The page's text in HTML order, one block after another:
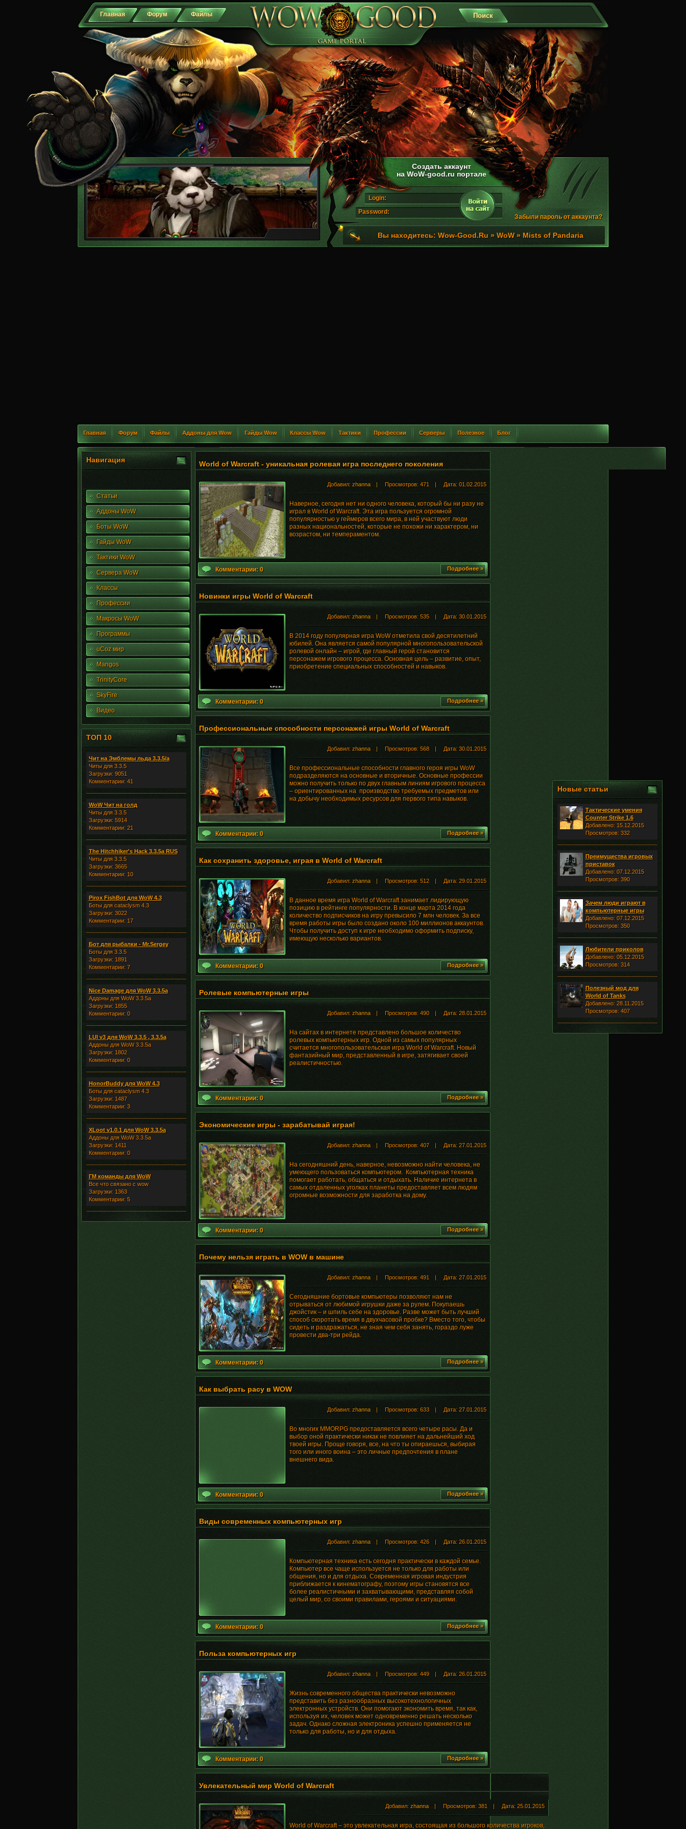
Главная Форум Файлы
Создать аккаунт
на WoW-good.ru портале
Login:
Password:
Забыли пароль от аккаунта?
Вы находитесь: Wow-Good.Ru » WoW » Mists of Pandaria
Главная Форум Файлы Аддоны для Wow Гайды Wow Классы Wow Тактики Профессии Серверы Полезное Блог
Навигация
Статьи
Аддоны WoW
Боты WoW
Гайды WoW
Тактики WoW
Сервера WoW
Классы
Профессии
Макросы WoW
Программы
uCoz мир
Mangos
TrinityCore
SkyFire
Видео
ТОП 10
Чит на Эмблемы льда 3.3.5/а
Читы для 3.3.5
Загрузки: 9051
Комментарии: 41
WoW Чит на голд
Читы для 3.3.5
Загрузки: 5914
Комментарии: 21
The Hitchhiker's Hack 3.3.5a RUS
Читы для 3.3.5
Загрузки: 3665
Комментарии: 10
Pirox FishBot для WoW 4.3
Боты для cataclysm 4.3
Загрузки: 3022
Комментарии: 17
Бот для рыбалки - Mr.Sergey
Боты для 3.3.5
Загрузки: 1891
Комментарии: 7
Nice Damage для WoW 3.3.5a
Аддоны для WoW 3.3.5a
Загрузки: 1855
Комментарии: 0
LUI v3 для WoW 3.3.5 , 3.3.5a
Аддоны для WoW 3.3.5a
Загрузки: 1802
Комментарии: 0
HonorBuddy для WoW 4.3
Боты для cataclysm 4.3
Загрузки: 1487
Комментарии: 3
XLoot v1.0.1 для WoW 3.3.5a
Аддоны для WoW 3.3.5a
Загрузки: 1411
Комментарии: 0
ГМ команды для WoW
Все что связано с wow
Загрузки: 1363
Комментарии: 5
World of Warcraft - уникальная ролевая игра последнего поколения
Добавил: zhanna| Просмотров: 471 | Дата: 01.02.2015
Наверное, сегодня нет ни одного человека, который бы ни разу не
играл в World of Warcraft. Эта игра пользуется огромной
популярностью у геймеров всего мира, в ней участвуют люди
разных национальностей, которые не похожи ни характером, ни
возрастом, ни темпераментом.
Комментарии: 0 Подробнее »
Новинки игры World of Warcraft
Добавил: zhanna| Просмотров: 535 | Дата: 30.01.2015
В 2014 году популярная игра WoW отметила свой десятилетний
юбилей. Она является самой популярной многопользовательской
ролевой онлайн – игрой, где главный герой становится
персонажем игрового процесса. Основная цель – развитие, опыт,
приобретение специальных способностей и навыков.
Комментарии: 0 Подробнее »
Профессиональные способности персонажей игры World of Warcraft
Добавил: zhanna| Просмотров: 568 | Дата: 30.01.2015
Все профессиональные способности главного героя игры WoW
подразделяются на основные и вторичные. Основные профессии
можно получить только по двух главным линиям игрового процесса
– ориентированных на производство требуемых предметов или
на добычу необходимых ресурсов для первого типа навыков.
Комментарии: 0 Подробнее »
Как сохранить здоровье, играя в World of Warcraft
Добавил: zhanna| Просмотров: 512 | Дата: 29.01.2015
В данное время игра World of Warcraft занимает лидирующую
позицию в рейтинге популярности. В конце марта 2014 года
количество подписчиков на игру превысило 7 млн человек. За все
время работы игры было создано около 100 миллионов аккаунтов.
Чтобы получить доступ к игре необходимо оформить подписку,
имеющую несколько вариантов.
Комментарии: 0 Подробнее »
Ролевые компьютерные игры
Добавил: zhanna| Просмотров: 490 | Дата: 28.01.2015
На сайтах в интернете представлено большое количество
ролевых компьютерных игр. Одной из самых популярных
считается многопользовательская игра World of Warcraft. Новый
фантазийный мир, представленный в игре, затягивает своей
реалистичностью.
Комментарии: 0 Подробнее »
Экономические игры - зарабатывай играя!
Добавил: zhanna| Просмотров: 407 | Дата: 27.01.2015
На сегодняшний день, наверное, невозможно найти человека, не
умеющего пользоваться компьютером. Компьютерная техника
помогает работать, общаться и отдыхать. Наличие интернета в
самых отдаленных уголках планеты предоставляет всем людям
огромные возможности для заработка на дому.
Комментарии: 0 Подробнее »
Почему нельзя играть в WOW в машине
Добавил: zhanna| Просмотров: 491 | Дата: 27.01.2015
Сегодняшние бортовые компьютеры позволяют нам не
отрываться от любимой игрушки даже за рулем. Покупаешь
джойстик – и шпиль себе на здоровье. Разве может быть лучший
способ скоротать время в двухчасовой пробке? Вместо того, чтобы
сидеть и раздражаться, не зная чем себя занять, гораздо луже
провести два-три рейда.
Комментарии: 0 Подробнее »
Как выбрать расу в WOW
Добавил: zhanna| Просмотров: 633 | Дата: 27.01.2015
Во многих MMORPG предоставляется всего четыре расы. Да и
выбор оной практически никак не повлияет на дальнейший ход
твоей игры. Проще говоря, все, на что ты опираешься, выбирая
того или иного воина – это личные предпочтения в плане
внешнего вида.
Комментарии: 0 Подробнее »
Виды современных компьютерных игр
Добавил: zhanna| Просмотров: 426 | Дата: 26.01.2015
Компьютерная техника есть сегодня практически в каждой семье.
Компьютер все чаще используется не только для работы или
общения, но и для отдыха. Современная игровая индустрия
приближается к кинематографу, поэтому игры становятся все
более реалистичными и захватывающими, представляя собой
целый мир, со своими правилами, героями и ситуациями.
Комментарии: 0 Подробнее »
Польза компьютерных игр
Добавил: zhanna| Просмотров: 449 | Дата: 26.01.2015
Жизнь современного общества практически невозможно
представить без разнообразных высокотехнологичных
электронных устройств. Они помогают экономить время, так как,
используя их, человек может одновременно решать несколько
задач. Однако сложная электроника успешно применяется не
только для работы, но и для отдыха.
Комментарии: 0 Подробнее »
Увлекательный мир World of Warcraft
Добавил: zhanna| Просмотров: 381 | Дата: 25.01.2015
World of Warcraft – это увлекательная игра, состоящая из большого количества игроков,
Новые статьи
Тактические умения
Counter Strike 1.6
Добавлено: 15.12.2015
Просмотров: 332
Преимущества игровых
приставок
Добавлено: 07.12.2015
Просмотров: 390
Зачем люди играют в
компьютерные игры
Добавлено: 07.12.2015
Просмотров: 350
Любители приколов
Добавлено: 05.12.2015
Просмотров: 314
Полезный мод для
World of Tanks
Добавлено: 28.11.2015
Просмотров: 407